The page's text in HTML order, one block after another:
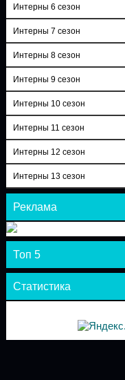
Интерны 6 сезон
Интерны 7 сезон
Интерны 8 сезон
Интерны 9 сезон
Интерны 10 сезон
Интерны 11 сезон
Интерны 12 сезон
Интерны 13 сезон
Реклама
Топ 5
Статистика